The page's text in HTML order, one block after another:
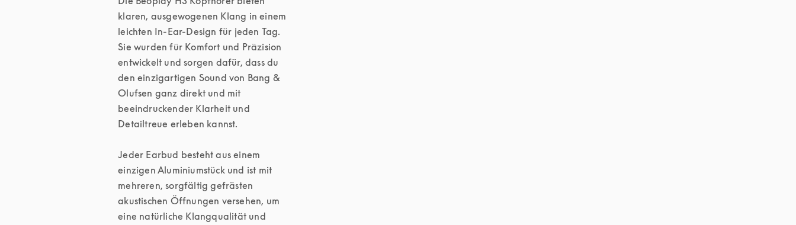
klaren, ausgewogenen Klang in einem
leichten In-Ear-Design für jeden Tag.
Sie wurden für Komfort und Präzision
entwickelt und sorgen dafür, dass du
den einzigartigen Sound von Bang &
Olufsen ganz direkt und mit
beeindruckender Klarheit und
Detailtreue erleben kannst.
Jeder Earbud besteht aus einem
einzigen Aluminiumstück und ist mit
mehreren, sorgfältig gefrästen
akustischen Öffnungen versehen, um
eine natürliche Klangqualität und